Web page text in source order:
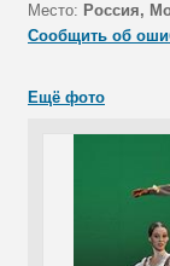
Место: Россия,
Сообщить об
Ещё фото